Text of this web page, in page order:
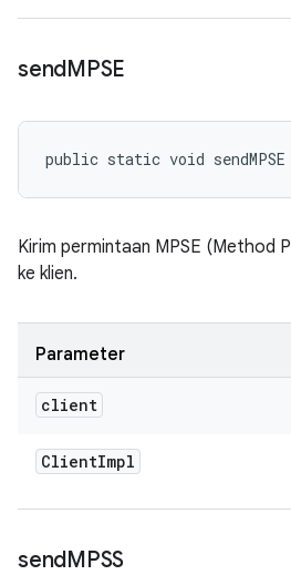
sendMPSE
public static void
Kirim permintaan MPSE (Method
ke klien.
Parameter
client
ClientImpl
sendMPSS